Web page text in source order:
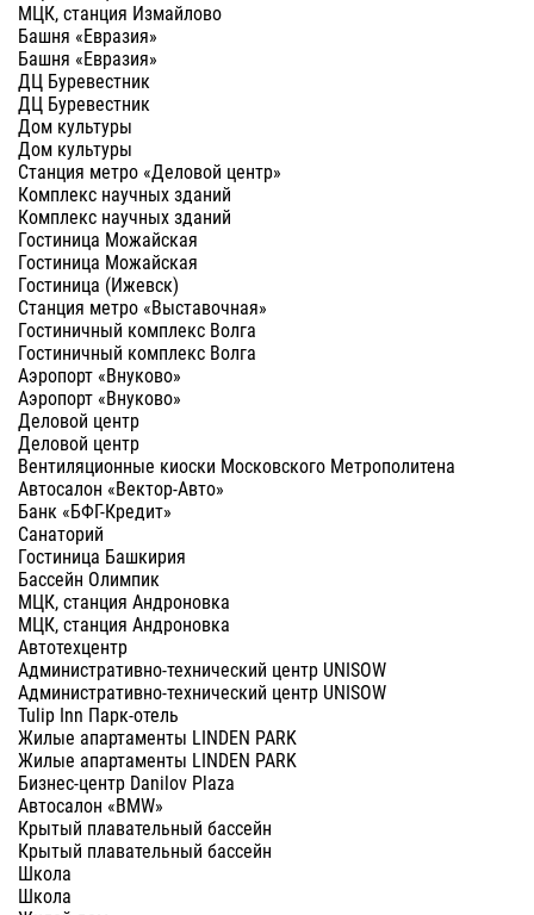
МЦК, станция Измайлово
Башня «Евразия»
Башня «Евразия»
ДЦ Буревестник
ДЦ Буревестник
Дом культуры
Дом культуры
Станция метро «Деловой центр»
Комплекс научных зданий
Комплекс научных зданий
Гостиница Можайская
Гостиница Можайская
Гостиница (Ижевск)
Станция метро «Выставочная»
Гостиничный комплекс Волга
Гостиничный комплекс Волга
Аэропорт «Внуково»
Аэропорт «Внуково»
Деловой центр
Деловой центр
Вентиляционные киоски Московского Метрополитена
Автосалон «Вектор-Авто»
Банк «БФГ-Кредит»
Санаторий
Гостиница Башкирия
Бассейн Олимпик
МЦК, станция Андроновка
МЦК, станция Андроновка
Автотехцентр
Административно-технический центр UNISOW
Административно-технический центр UNISOW
Tulip Inn Парк-отель
Жилые апартаменты LINDEN PARK
Жилые апартаменты LINDEN PARK
Бизнес-центр Danilov Plaza
Автосалон «BMW»
Крытый плавательный бассейн
Крытый плавательный бассейн
Школа
Школа